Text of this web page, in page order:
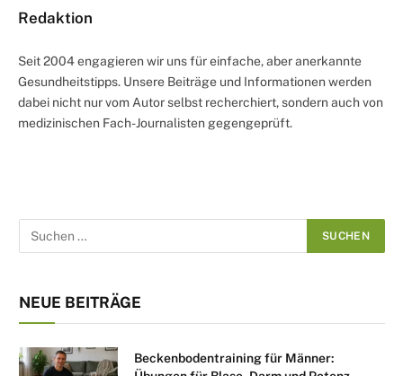
Redaktion
Seit 2004 engagieren wir uns für einfache, aber anerkannte
Gesundheitstipps. Unsere Beiträge und Informationen werden
dabei nicht nur vom Autor selbst recherchiert, sondern auch von
medizinischen Fach-Journalisten gegengeprüft.
NEUE BEITRÄGE
Beckenbodentraining für Männer: